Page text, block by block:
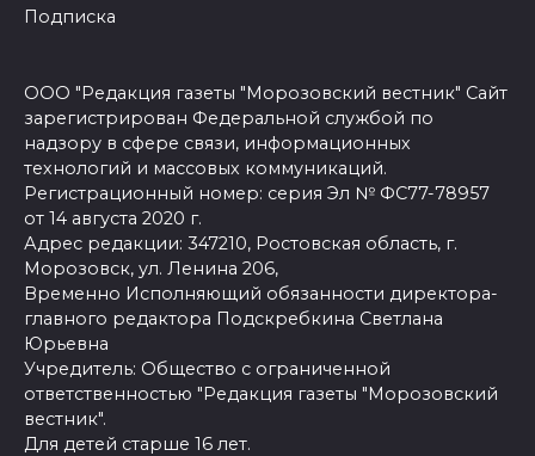
Подписка
ООО "Редакция газеты "Морозовский вестник" Сайт
зарегистрирован Федеральной службой по
надзору в сфере связи, информационных
технологий и массовых коммуникаций.
Регистрационный номер: серия Эл № ФС77-78957
от 14 августа 2020 г.
Адрес редакции: 347210, Ростовская область, г.
Морозовск, ул. Ленина 206,
Временно Исполняющий обязанности директора-
главного редактора Подскребкина Светлана
Юрьевна
Учредитель: Общество с ограниченной
ответственностью "Редакция газеты "Морозовский
вестник".
Для детей старше 16 лет.